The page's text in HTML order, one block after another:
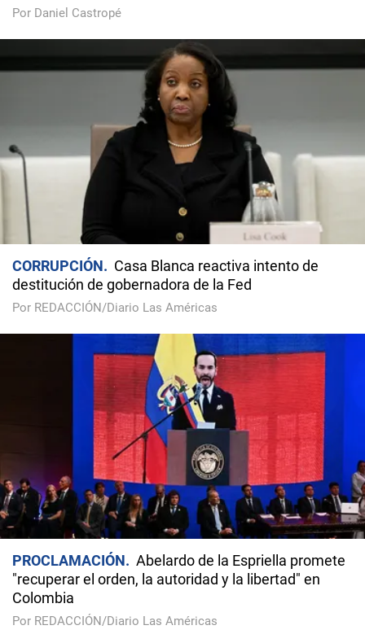
Por Daniel Castropé
CORRUPCIÓN
Casa Blanca reactiva intento de
destitución de gobernadora de la Fed
Por REDACCIÓN/Diario Las Américas
PROCLAMACIÓN
Abelardo de la Espriella promete
"recuperar el orden, la autoridad y la libertad" en
Colombia
Por REDACCIÓN/Diario Las Américas